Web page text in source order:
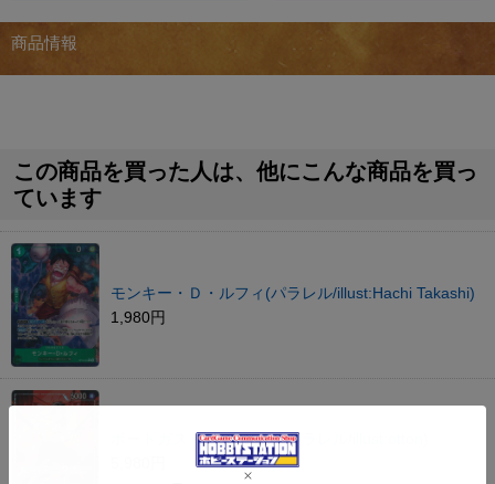
商品情報
この商品を買った人は、他にこんな商品を買っ
ています
モンキー・Ｄ・ルフィ(パラレル/illust:Hachi Takashi)
1,980円
ポートガス・Ｄ・エース(パラレル/illust:otton)